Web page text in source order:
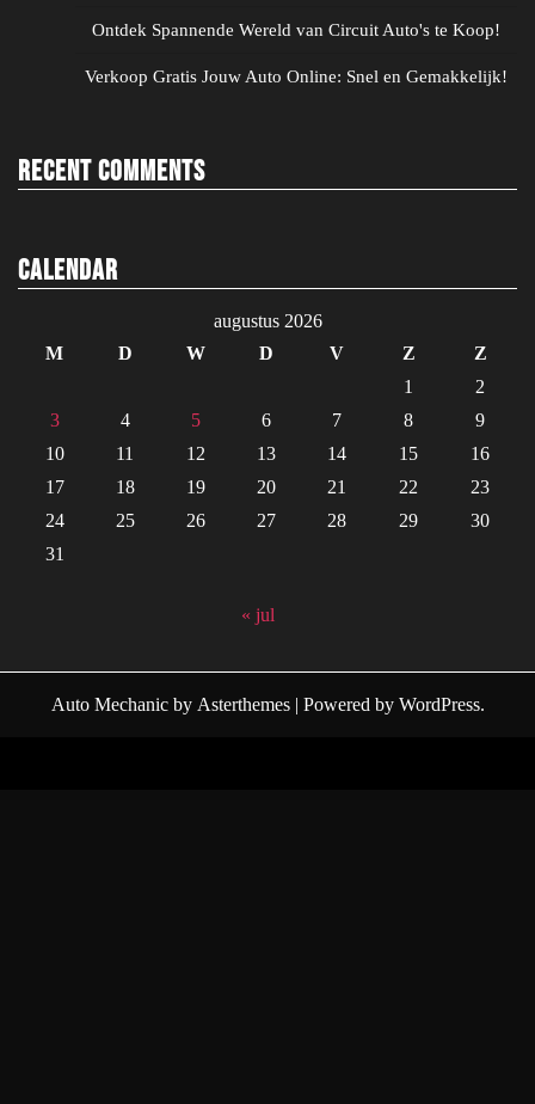
Ontdek Spannende Wereld van Circuit Auto's te Koop!
Verkoop Gratis Jouw Auto Online: Snel en Gemakkelijk!
Recent Comments
Calendar
augustus 2026
M
D W D V Z
Z
1
2
3
4 5 6 7 8
9
10
11 12 13 14 15
16
17
18 19 20 21 22
23
24
25 26 27 28 29
30
31
« jul
Auto Mechanicby Asterthemes| Powered by WordPress.